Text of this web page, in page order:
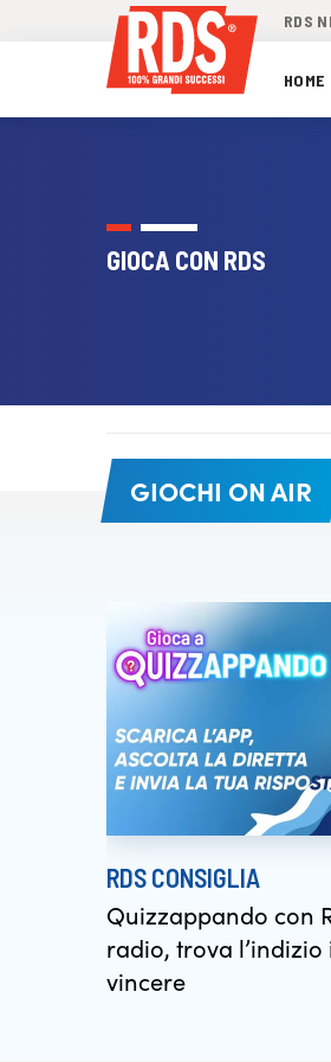
RDS
HOME
GIOCA CON RDS
GIOCHI ON AIR
RDS CONSIGLIA
Quizzappando con
radio, trova
vincere